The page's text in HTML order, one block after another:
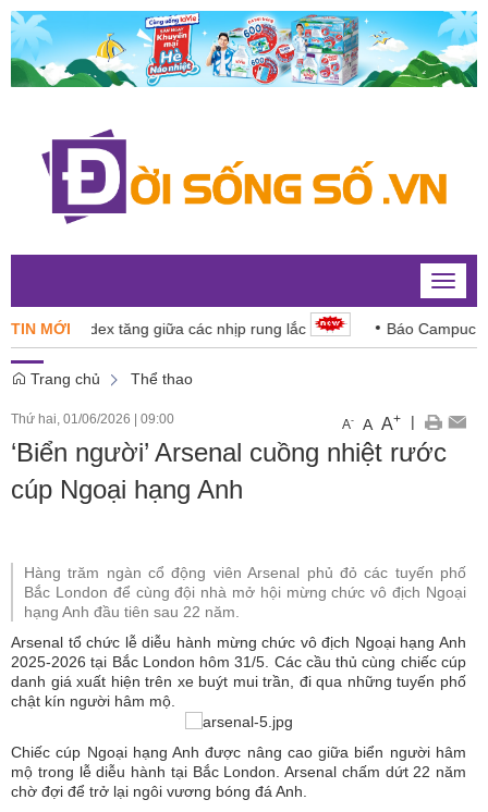
Toggle
TIN MỚI
VN-Index tăng giữa các nhịp rung lắc Báo Campuchia
Trang chủ Thể thao
Thứ hai, 01/06/2026 | 09:00 A- A A+ |
‘Biển người’ Arsenal cuồng nhiệt rước
cúp Ngoại hạng Anh
Hàng trăm ngàn cổ động viên Arsenal phủ đỏ các tuyến phố
Bắc London để cùng đội nhà mở hội mừng chức vô địch Ngoại
hạng Anh đầu tiên sau 22 năm.
Arsenal tổ chức lễ diễu hành mừng chức vô địch Ngoại hạng Anh
2025-2026 tại Bắc London hôm 31/5. Các cầu thủ cùng chiếc cúp
danh giá xuất hiện trên xe buýt mui trần, đi qua những tuyến phố
chật kín người hâm mộ.
Chiếc cúp Ngoại hạng Anh được nâng cao giữa biển người hâm
mộ trong lễ diễu hành tại Bắc London. Arsenal chấm dứt 22 năm
chờ đợi để trở lại ngôi vương bóng đá Anh.